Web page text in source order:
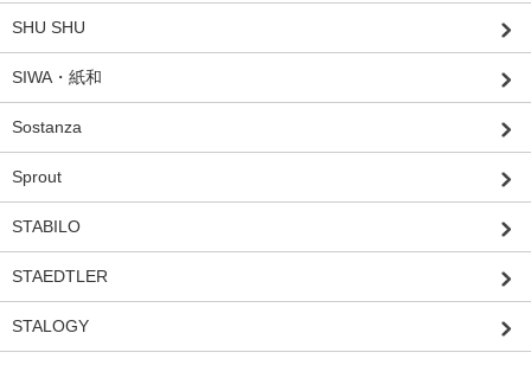
SHU SHU
SIWA・紙和
Sostanza
Sprout
STABILO
STAEDTLER
STALOGY